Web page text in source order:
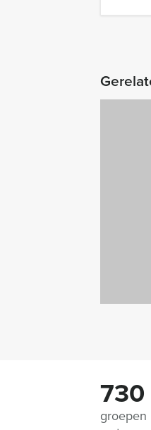
730
groepen